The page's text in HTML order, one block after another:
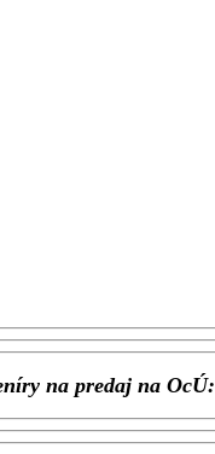
na predaj na OcÚ: